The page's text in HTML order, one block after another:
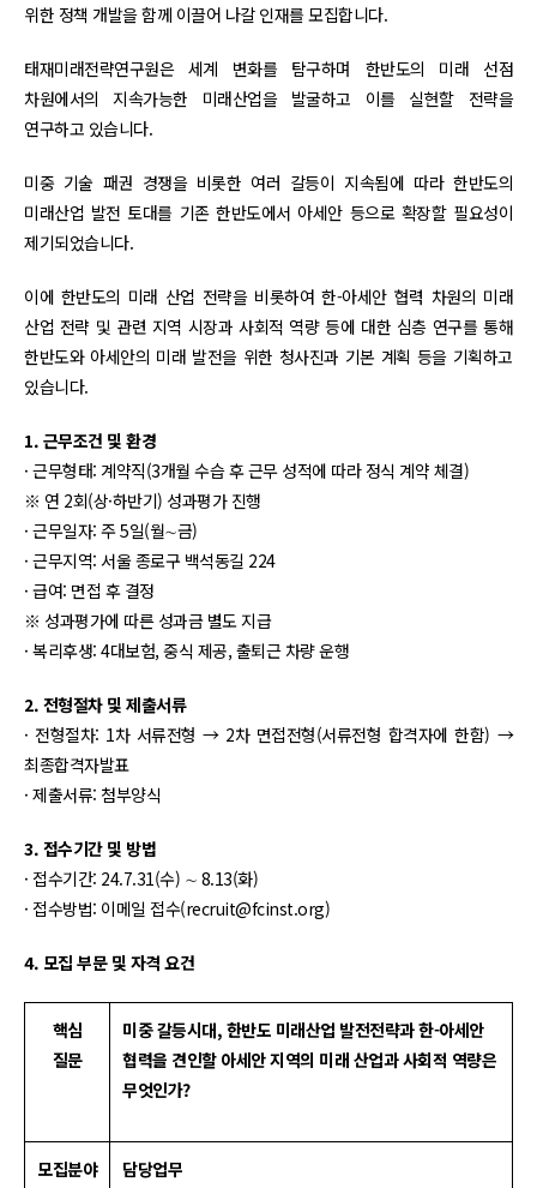
위한 정책 개발을 함께 이끌어 나갈 인재를 모집합니다.
태재미래전략연구원은 세계 변화를 탐구하며 한반도의 미래 선점
차원에서의 지속가능한 미래산업을 발굴하고 이를 실현할 전략을
연구하고 있습니다.
미중 기술 패권 경쟁을 비롯한 여러 갈등이 지속됨에 따라 한반도의
미래산업 발전 토대를 기존 한반도에서 아세안 등으로 확장할 필요성이
제기되었습니다.
이에 한반도의 미래 산업 전략을 비롯하여 한-아세안 협력 차원의 미래
산업 전략 및 관련 지역 시장과 사회적 역량 등에 대한 심층 연구를 통해
한반도와 아세안의 미래 발전을 위한 청사진과 기본 계획 등을 기획하고
있습니다.
1. 근무조건 및 환경
· 근무형태: 계약직(3개월 수습 후 근무 성적에 따라 정식 계약 체결)
※ 연 2회(상·하반기) 성과평가 진행
· 근무일자: 주 5일(월∼금)
· 근무지역: 서울 종로구 백석동길 224
· 급여: 면접 후 결정
※ 성과평가에 따른 성과금 별도 지급
· 복리후생: 4대보험, 중식 제공, 출퇴근 차량 운행
2. 전형절차 및 제출서류
· 전형절차: 1차 서류전형 → 2차 면접전형(서류전형 합격자에 한함) →
최종합격자발표
· 제출서류: 첨부양식
3. 접수기간 및 방법
· 접수기간: 24.7.31(수) ∼ 8.13(화)
· 접수방법: 이메일 접수(recruit@fcinst.org)
4. 모집 부문 및 자격 요건
핵심
질문
미중 갈등시대, 한반도 미래산업 발전전략과 한-아세안
협력을 견인할 아세안 지역의 미래 산업과 사회적 역량은
무엇인가?
모집분야 담당업무